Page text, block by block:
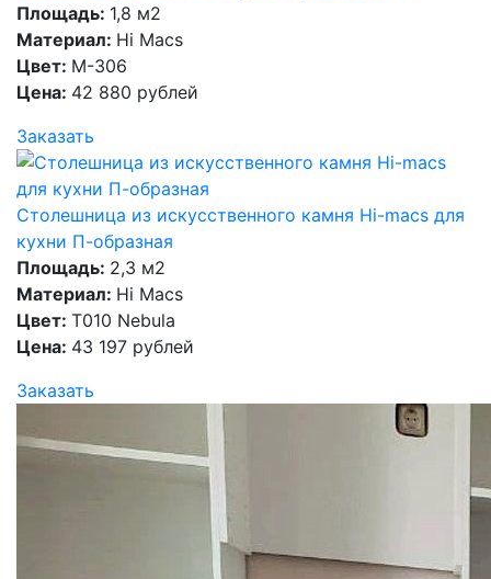
Площадь: 1,8 м2
Материал: Hi Macs
Цвет: M-306
Цена: 42 880 рублей
Заказать
Столешница из искусственного камня Hi-macs для
кухни П-образная
Площадь: 2,3 м2
Материал: Hi Macs
Цвет: T010 Nebula
Цена: 43 197 рублей
Заказать